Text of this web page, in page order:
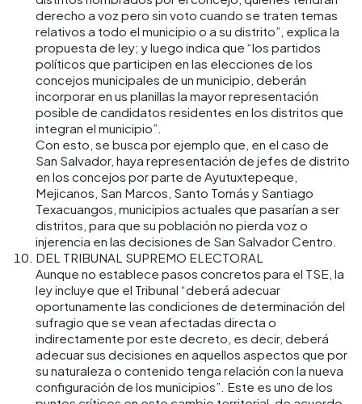
derecho a voz pero sin voto cuando se traten temas
relativos a todo el municipio o a su distrito”, explica la
propuesta de ley; y luego indica que “los partidos
políticos que participen en las elecciones de los
concejos municipales de un municipio, deberán
incorporar en us planillas la mayor representación
posible de candidatos residentes en los distritos que
integran el municipio”.
Con esto, se busca por ejemplo que, en el caso de
San Salvador, haya representación de jefes de distrito
en los concejos por parte de Ayutuxtepeque,
Mejicanos, San Marcos, Santo Tomás y Santiago
Texacuangos, municipios actuales que pasarían a ser
distritos, para que su población no pierda voz o
injerencia en las decisiones de San Salvador Centro.
DEL TRIBUNAL SUPREMO ELECTORAL
Aunque no establece pasos concretos para el TSE, la
ley incluye que el Tribunal “deberá adecuar
oportunamente las condiciones de determinación del
sufragio que se vean afectadas directa o
indirectamente por este decreto, es decir, deberá
adecuar sus decisiones en aquellos aspectos que por
su naturaleza o contenido tenga relación con la nueva
configuración de los municipios”. Este es uno de los